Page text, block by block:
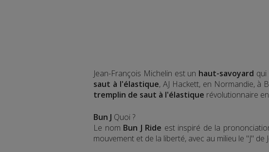
Jean-François Michelin est un haut-savoyard
saut à l'élastique, AJ Hackett, en Normandie, à
tremplin de saut à l'élastique révolutionnaire
Bun J Quoi ?
Le nom Bun J Ride est inspiré de la
mouvement et de la liberté, avec au milieu le "J" de